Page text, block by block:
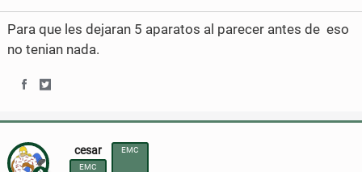
b
o
t
e
e
a
c
e
o
w
i
Para que les dejaran 5 aparatos al parecer antes de eso
no tenian nada.
h
a
h
a cesar
EMC
EMC